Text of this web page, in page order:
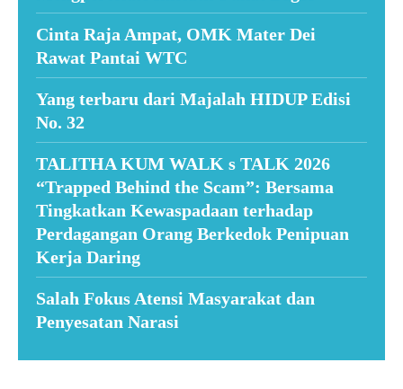
Cinta Raja Ampat, OMK Mater Dei
Rawat Pantai WTC
Yang terbaru dari Majalah HIDUP Edisi
No. 32
TALITHA KUM WALK s TALK 2026
“Trapped Behind the Scam”: Bersama
Tingkatkan Kewaspadaan terhadap
Perdagangan Orang Berkedok Penipuan
Kerja Daring
Salah Fokus Atensi Masyarakat dan
Penyesatan Narasi